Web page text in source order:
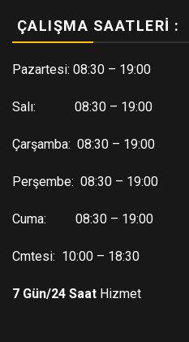
ÇALIŞMA SAATLERI :
Pazartesi: 08:30 – 19:00
Salı: 08:30 – 19:00
Çarşamba: 08:30 – 19:00
Perşembe: 08:30 – 19:00
Cuma: 08:30 – 19:00
Cmtesi: 10:00 – 18:30
7 Gün/24 Saat Hizmet